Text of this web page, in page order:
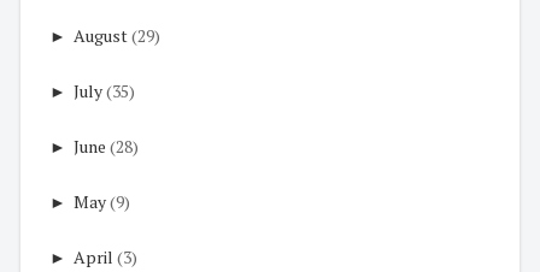
► August(29)
► July(35)
► June (28)
► May(9)
► April (3)